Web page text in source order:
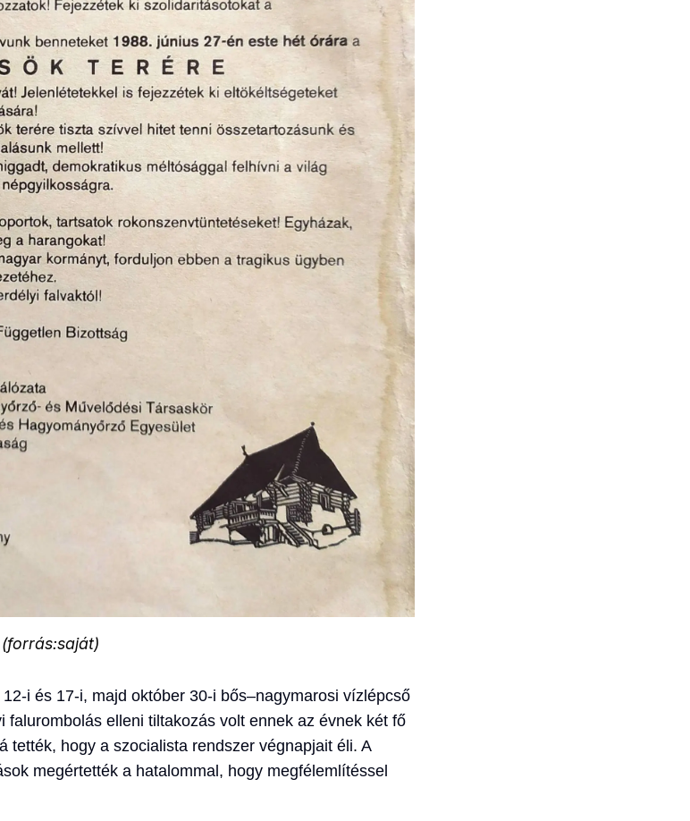
i és 17-i, majd október 30-i bős–nagymarosi vízlépcső
falurombolás elleni tiltakozás volt ennek az évnek két fő
tették, hogy a szocialista rendszer végnapjait éli. A
megértették a hatalommal, hogy megfélemlítéssel